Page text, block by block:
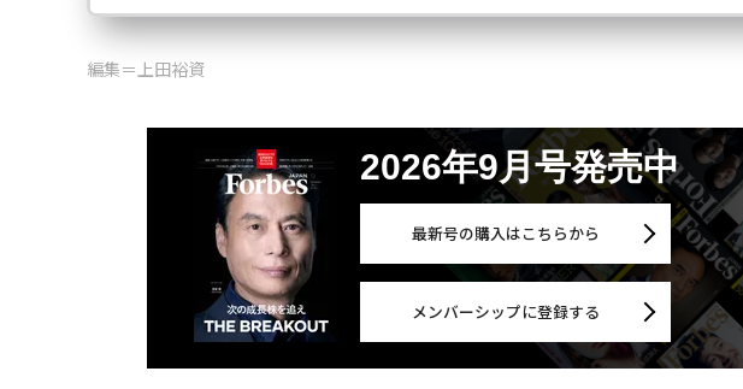
編集＝上田裕資
2026年9月号発売中
最新号の購入はこちらから
メンバーシップに登録する